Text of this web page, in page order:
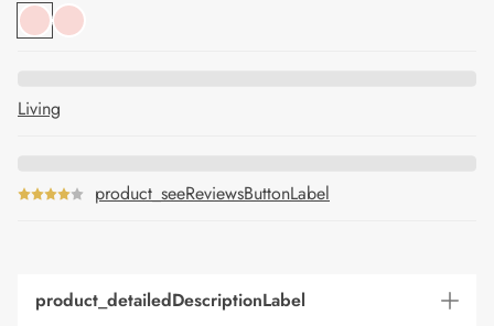
Living
product_seeReviewsButtonLabel
product_detailedDescriptionLabel